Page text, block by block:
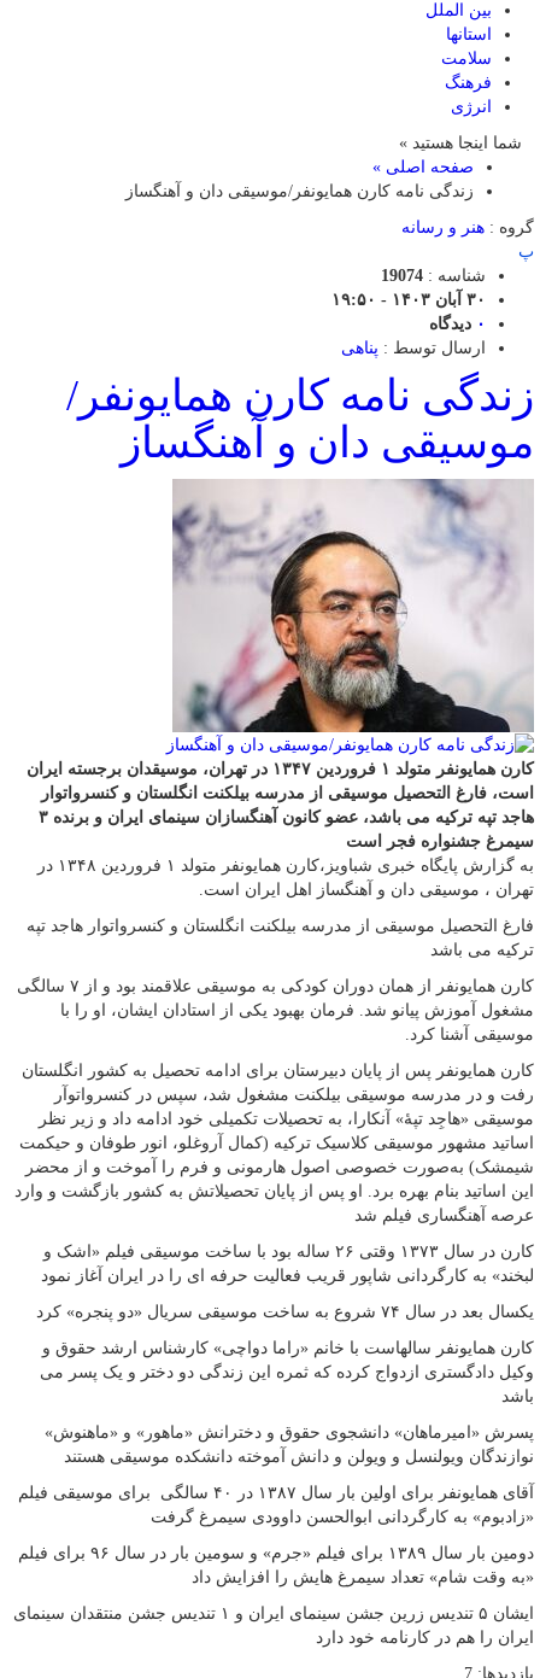
بین الملل
استانها
سلامت
فرهنگ
انرژی
شما اینجا هستید »
صفحه اصلی »
زندگی نامه کارن همایونفر/موسیقی دان و آهنگساز
گروه : هنر و رسانه
پ
شناسه : 19074
۳۰ آبان ۱۴۰۳ - ۱۹:۵۰
۰ دیدگاه
ارسال توسط : پناهی
زندگی نامه کارن همایونفر/
موسیقی دان و آهنگساز
کارن همایونفر متولد ۱ فروردین ۱۳۴۷ در تهران، موسیقدان برجسته ایران
است، فارغ التحصیل موسیقی از مدرسه بیلکنت انگلستان و کنسرواتوار
هاجد تپه ترکیه می باشد، عضو کانون آهنگسازان سینمای ایران و برنده ۳
سیمرغ جشنواره فجر است
به گزارش پایگاه خبری شباویز،کارن همایونفر متولد ۱ فروردین ۱۳۴۸ در
تهران ، موسیقی دان و آهنگساز اهل ایران است.
فارغ التحصیل موسیقی از مدرسه بیلکنت انگلستان و کنسرواتوار هاجد تپه
ترکیه می باشد
کارن همایونفر از همان دوران کودکی به موسیقی علاقمند بود و از ۷ سالگی
مشغول آموزش پیانو شد. فرمان بهبود یکی از استادان ایشان، او را با
موسیقی آشنا کرد.
کارن همایونفر پس از پایان دبیرستان برای ادامه تحصیل به کشور انگلستان
رفت و در مدرسه موسیقی بیلکنت مشغول شد، سپس در کنسرواتوآر
موسیقی «هاجِد تپهٔ» آنکارا، به تحصیلات تکمیلی خود ادامه داد و زیر نظر
اساتید مشهور موسیقی کلاسیک ترکیه (کمال آروغلو، انور طوفان و حیکمت
شیمشک) به‌صورت خصوصی اصول هارمونی و فرم را آموخت و از محضر
این اساتید بنام بهره برد. او پس از پایان تحصیلاتش به کشور بازگشت و وارد
عرصه آهنگساری فیلم شد
کارن در سال ۱۳۷۳ وقتی ۲۶ ساله بود با ساخت موسیقی فیلم «اشک و
لبخند» به کارگردانی شاپور قریب فعالیت حرفه ای را در ایران آغاز نمود
یکسال بعد در سال ۷۴ شروع به ساخت موسیقی سریال «دو پنجره» کرد
کارن همایونفر سالهاست با خانم «راما دواچی» کارشناس ارشد حقوق و
وکیل دادگستری ازدواج کرده که ثمره این زندگی دو دختر و یک پسر می
باشد
پسرش «امیر‌ماهان» دانشجوی حقوق و دخترانش «ماهور» و «ماهنوش»
نوازندگان ویولنسل و ویولن و دانش آموخته دانشکده موسیقی هستند
آقای همایونفر برای اولین بار سال ۱۳۸۷ در ۴۰ سالگی برای موسیقی فیلم
«زادبوم» به کارگردانی ابوالحسن داوودی سیمرغ گرفت
دومین بار سال ۱۳۸۹ برای فیلم «جرم» و سومین بار در سال ۹۶ برای فیلم
«به وقت شام» تعداد سیمرغ هایش را افزایش داد
ایشان ۵ تندیس زرین جشن سینمای ایران و ۱ تندیس جشن منتقدان سینمای
ایران را هم در کارنامه خود دارد
بازدیدها: 7